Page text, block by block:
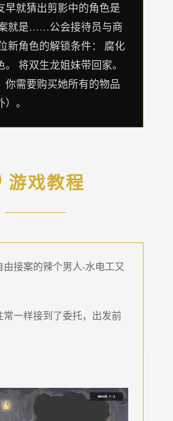
早就猜出剪影中的角色是
就是……公会接待员与商
新角色的解锁条件： 腐化
将双生龙姐妹带回家。
你需要购买她所有的物品
。
戏教程
由接案的辣个男人-水电工又
常一样接到了委托，出发前